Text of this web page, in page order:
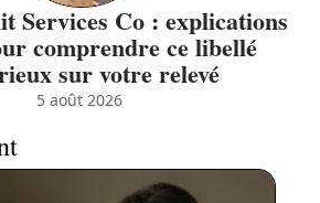
Services Co : explications
comprendre ce libellé
sur votre relevé
5 août 2026